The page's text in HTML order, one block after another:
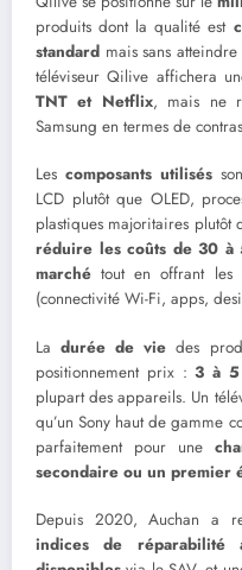
produits dont la qualité est
standard mais sans
téléviseur Qilive affichera
TNT et Netflix, mais ne
Samsung en termes de
Lescomposants utilisés
LCD plutôt que OLED,
plastiques majoritaires
réduire les coûts de 30 à
marché tout en offrant les
(connectivité Wi-Fi, apps,
Ladurée de vie des
positionnement prix :3 à 5
plupart des appareils. Un
qu’un Sony haut de gamme
parfaitement pour une
secondaire ou un premier
Depuis 2020, Auchan a
indices de réparabilité